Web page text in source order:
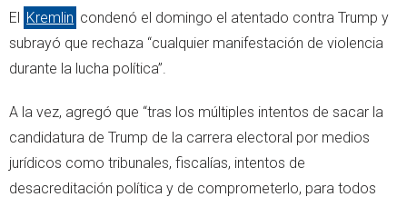
El Kremlin condenó el domingo el atentado contra Trump y
subrayó que rechaza “cualquier manifestación de violencia
durante la lucha política”.
A la vez, agregó que “tras los múltiples intentos de sacar la
candidatura de Trump de la carrera electoral por medios
jurídicos como tribunales, fiscalías, intentos de
desacreditación política y de comprometerlo, para todos